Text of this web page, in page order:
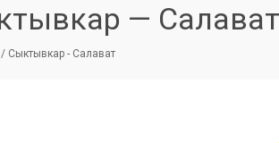
— Салават
/ Сыктывкар - Салават